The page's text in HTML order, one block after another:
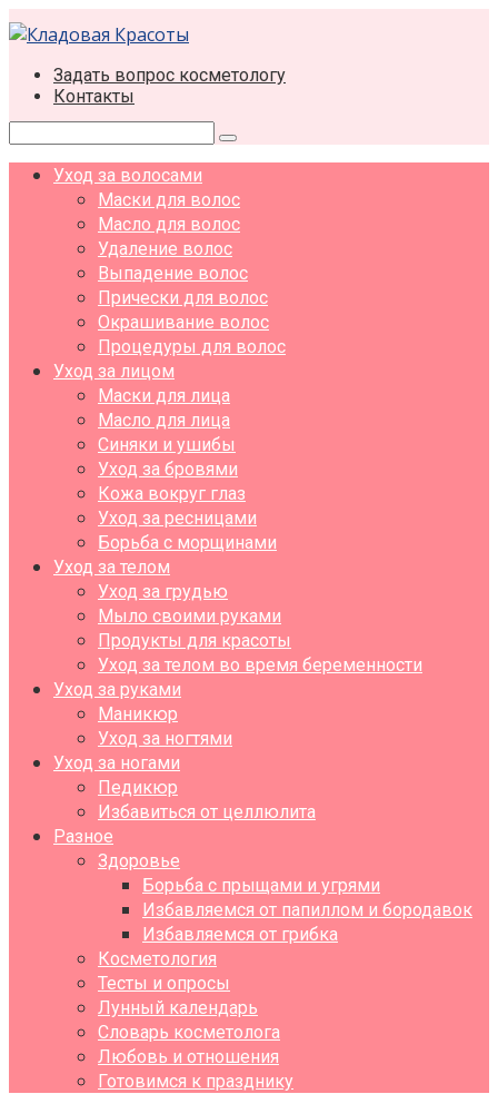
Перейти
к
контентуЗадать вопрос косметологу
Контакты
Поиск:
Уход за волосами
Маски для волос
Масло для волос
Удаление волос
Выпадение волос
Прически для волос
Окрашивание волос
Процедуры для волос
Уход за лицом
Маски для лица
Масло для лица
Синяки и ушибы
Уход за бровями
Кожа вокруг глаз
Уход за ресницами
Борьба с морщинами
Уход за телом
Уход за грудью
Мыло своими руками
Продукты для красоты
Уход за телом во время беременности
Уход за руками
Маникюр
Уход за ногтями
Уход за ногами
Педикюр
Избавиться от целлюлита
Разное
Здоровье
Борьба с прыщами и угрями
Избавляемся от папиллом и бородавок
Избавляемся от грибка
Косметология
Тесты и опросы
Лунный календарь
Словарь косметолога
Любовь и отношения
Готовимся к празднику